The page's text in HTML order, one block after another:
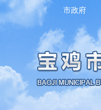
市政府